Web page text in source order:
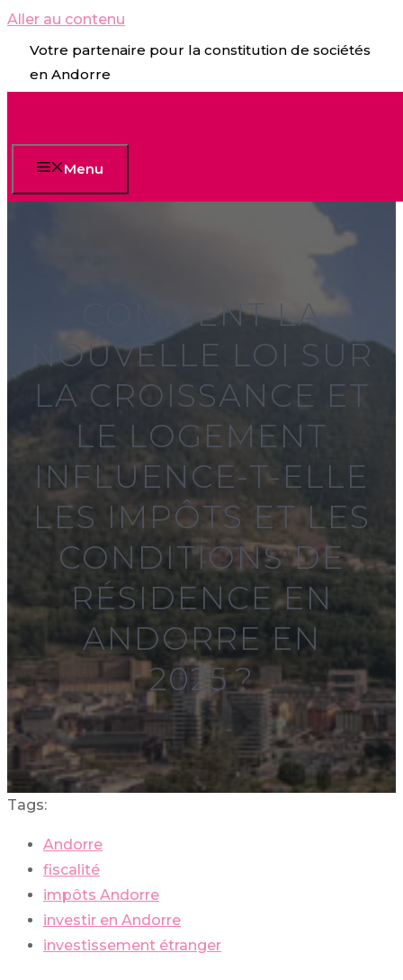
Aller au contenu
Votre partenaire pour la constitution de sociétés
en Andorre
Menu
COMMENT LA
NOUVELLE LOI SUR
LA CROISSANCE ET
LE LOGEMENT
INFLUENCE-T-ELLE
LES IMPÔTS ET LES
CONDITIONS DE
RÉSIDENCE EN
ANDORRE EN
2025 ?
Tags:
Andorre
fiscalité
impôts Andorre
investir en Andorre
investissement étranger